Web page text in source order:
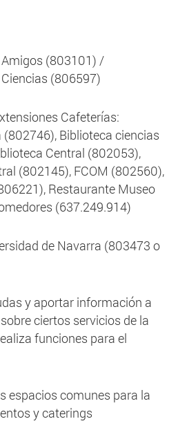
(803101) /
(806597)
Cafeterías:
Biblioteca ciencias
Central (802053),
(802145), FCOM (802560),
Restaurante Museo
(637.249.914)
de Navarra (803473 o
y aportar información a
ciertos servicios de la
funciones para el
espacios comunes para la
y caterings